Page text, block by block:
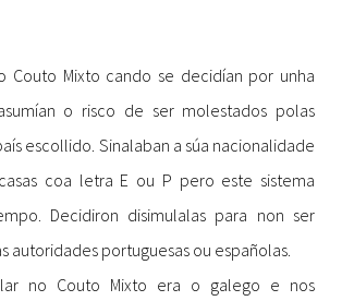
Couto Mixto cando se decidían por unha
o risco de ser molestados polas
escollido. Sinalaban a súa nacionalidade
coa letra E ou P pero este sistema
Decidiron disimulalas para non ser
autoridades portuguesas ou españolas.
no Couto Mixto era o galego e nos